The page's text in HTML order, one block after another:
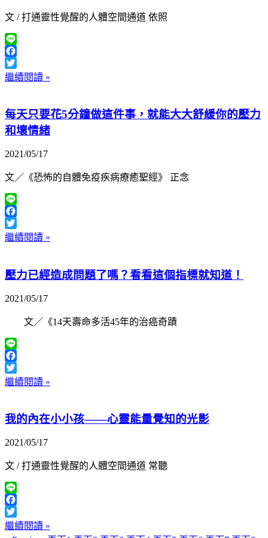
文 / 打通靈性覺醒的人體空間通道 依照
Line
Facebook
Twitter
繼續閱讀 »
每天只要花5分鐘做這件事，就能大大舒緩你的壓力
和壞情緒
2021/05/17
文／《恐怖的自體免疫疾病療癒聖經》 正念
Line
Facebook
Twitter
繼續閱讀 »
壓力已經造成問題了嗎？看看這個指標就知道！
2021/05/17
文／《14天壽命多活45年的治癌奇蹟
Line
Facebook
Twitter
繼續閱讀 »
我的內在小小孩——心靈能量覺知的光影
2021/05/17
文 / 打通靈性覺醒的人體空間通道 常聽
Line
Facebook
Twitter
繼續閱讀 »